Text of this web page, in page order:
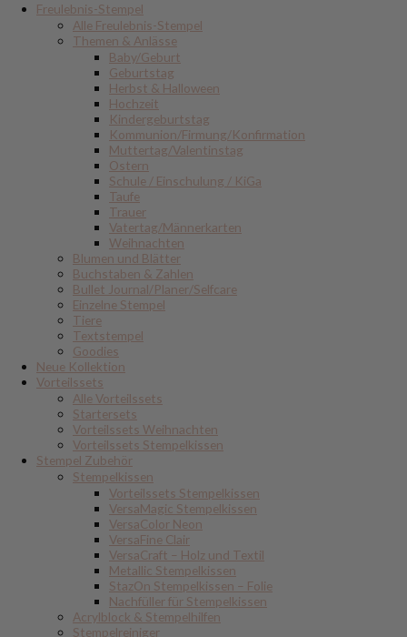
Freulebnis-Stempel
Alle Freulebnis-Stempel
Themen & Anlässe
Baby/Geburt
Geburtstag
Herbst & Halloween
Hochzeit
Kindergeburtstag
Kommunion/Firmung/Konfirmation
Muttertag/Valentinstag
Ostern
Schule / Einschulung / KiGa
Taufe
Trauer
Vatertag/Männerkarten
Weihnachten
Blumen und Blätter
Buchstaben & Zahlen
Bullet Journal/Planer/Selfcare
Einzelne Stempel
Tiere
Textstempel
Goodies
Neue Kollektion
Vorteilssets
Alle Vorteilssets
Startersets
Vorteilssets Weihnachten
Vorteilssets Stempelkissen
Stempel Zubehör
Stempelkissen
Vorteilssets Stempelkissen
VersaMagic Stempelkissen
VersaColor Neon
VersaFine Clair
VersaCraft – Holz und Textil
Metallic Stempelkissen
StazOn Stempelkissen – Folie
Nachfüller für Stempelkissen
Acrylblock & Stempelhilfen
Stempelreiniger